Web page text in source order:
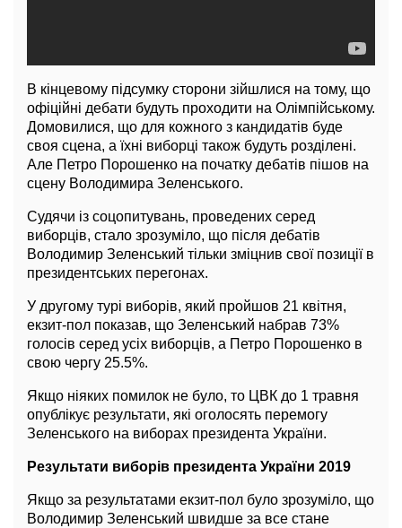
В кінцевому підсумку сторони зійшлися на тому, що
офіційні дебати будуть проходити на Олімпійському.
Домовилися, що для кожного з кандидатів буде
своя сцена, а їхні виборці також будуть розділені.
Але Петро Порошенко на початку дебатів пішов на
сцену Володимира Зеленського.
Судячи із соцопитувань, проведених серед
виборців, стало зрозуміло, що після дебатів
Володимир Зеленський тільки зміцнив свої позиції в
президентських перегонах.
У другому турі виборів, який пройшов 21 квітня,
екзит-пол показав, що Зеленський набрав 73%
голосів серед усіх виборців, а Петро Порошенко в
свою чергу 25.5%.
Якщо ніяких помилок не було, то ЦВК до 1 травня
опублікує результати, які оголосять перемогу
Зеленського на виборах президента України.
Результати виборів президента України 2019
Якщо за результатами екзит-пол було зрозуміло, що
Володимир Зеленський швидше за все стане